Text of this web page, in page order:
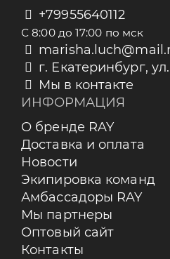
+79955640112
С 8:00 до 17:00 по мск
г. Екатеринбург,
Мы в контакте
ИНФОРМАЦИЯ
О бренде RAY
Доставка и оплата
Новости
Экипировка команд
Амбассадоры RAY
Мы партнеры
Оптовый сайт
Контакты